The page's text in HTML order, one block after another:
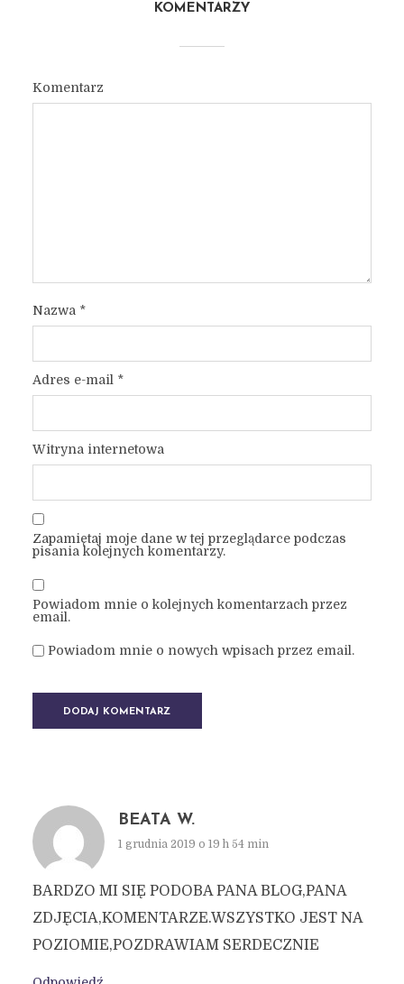
KOMENTARZY
Komentarz
Nazwa *
Adres e-mail *
Witryna internetowa
Zapamiętaj moje dane w tej przeglądarce podczas
pisania kolejnych komentarzy.
Powiadom mnie o kolejnych komentarzach przez
email.
Powiadom mnie o nowych wpisach przez email.
BEATA W.
1 grudnia 2019 o 19 h 54 min
BARDZO MI SIĘ PODOBA PANA BLOG,PANA
ZDJĘCIA,KOMENTARZE.WSZYSTKO JEST NA
POZIOMIE,POZDRAWIAM SERDECZNIE